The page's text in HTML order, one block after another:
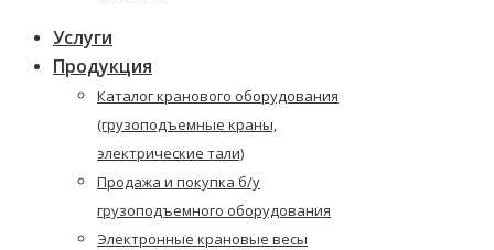
Услуги
Продукция
Каталог кранового оборудования
(грузоподъемные краны,
электрические тали)
Продажа и покупка б/у
грузоподъемного оборудования
Электронные крановые весы